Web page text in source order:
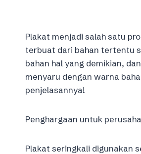
Plakat menjadi salah satu
terbuat dari bahan tertentu
bahan hal yang demikian,
menyaru dengan warna
penjelasannya!
Penghargaan untuk
Plakat seringkali digunakan